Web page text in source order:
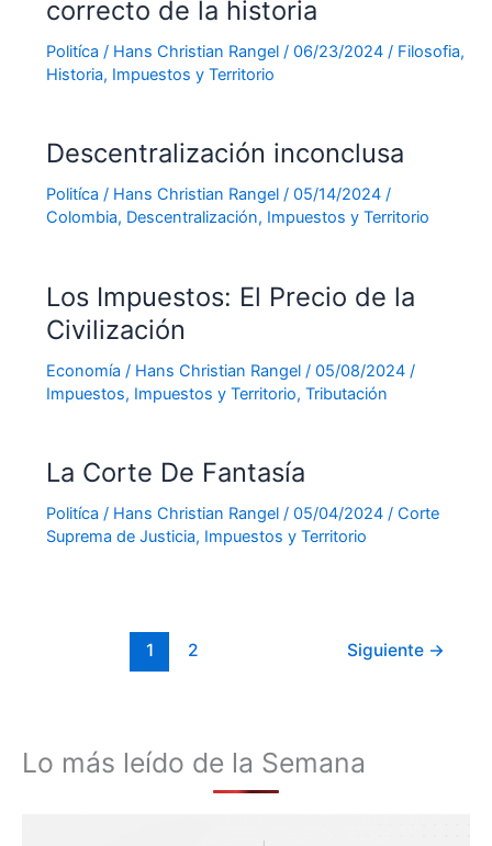
correcto de la historia
Politíca / Hans Christian Rangel / 06/23/2024 / Filosofia,
Historia, Impuestos y Territorio
Descentralización inconclusa
Politíca / Hans Christian Rangel / 05/14/2024 /
Colombia, Descentralización, Impuestos y Territorio
Los Impuestos: El Precio de la
Civilización
Economía / Hans Christian Rangel / 05/08/2024 /
Impuestos, Impuestos y Territorio, Tributación
La Corte De Fantasía
Politíca / Hans Christian Rangel / 05/04/2024 / Corte
Suprema de Justicia, Impuestos y Territorio
1 2 Siguiente →
Lo más leído de la Semana